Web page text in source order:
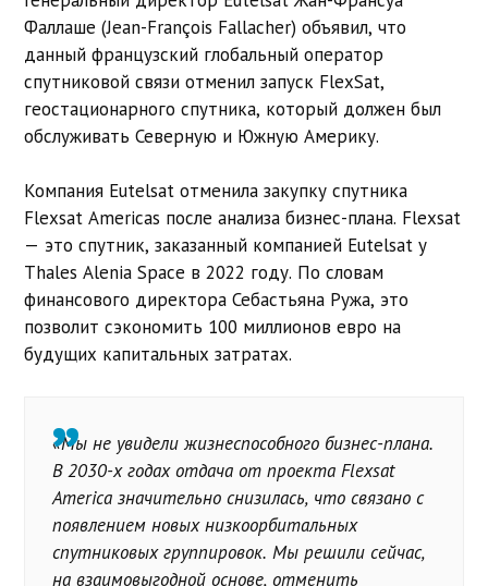
Фаллаше (Jean-François Fallacher) объявил, что
данный французский глобальный оператор
спутниковой связи отменил запуск FlexSat,
геостационарного спутника, который должен был
обслуживать Северную и Южную Америку.
Компания Eutelsat отменила закупку спутника
Flexsat Americas после анализа бизнес-плана. Flexsat
— это спутник, заказанный компанией Eutelsat у
Thales Alenia Space в 2022 году. По словам
финансового директора Себастьяна Ружа, это
позволит сэкономить 100 миллионов евро на
будущих капитальных затратах.
«Мы не увидели жизнеспособного бизнес-плана.
В 2030-х годах отдача от проекта Flexsat
America значительно снизилась, что связано с
появлением новых низкоорбитальных
спутниковых группировок. Мы решили сейчас,
на взаимовыгодной основе, отменить